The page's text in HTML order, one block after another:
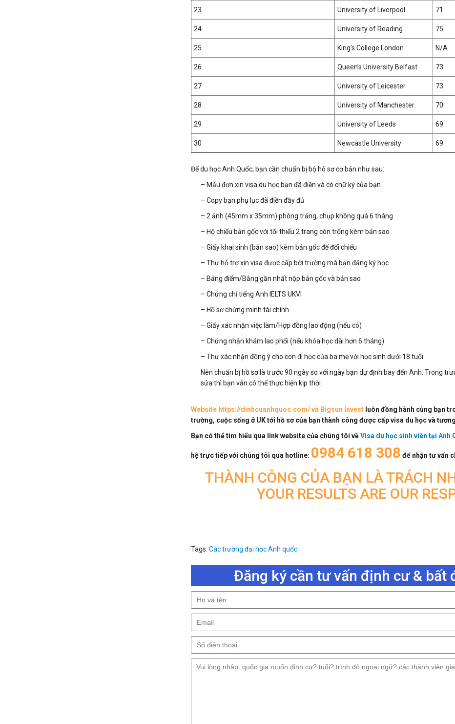
23 University of Liverpool 71
24 University of Reading 75
25 King’s College London N/A
26 Queen’s University Belfast 73
27 University of Leicester 73
28 University of Manchester 70
29 University of Leeds 69
30 Newcastle University 69
Để du học Anh Quốc, bạn cần chuẩn bị bộ hô sơ cơ bản như sau:
– Mẫu đơn xin visa du học bạn đã điền và có chữ ký của bạn
– Copy bạn phụ lục đã điền đầy đủ
– 2 ảnh (45mm x 35mm) phông trắng, chụp không quá 6 tháng
– Hộ chiếu bản gốc với tối thiểu 2 trang còn trống kèm bản sao
– Giấy khai sinh (bản sao) kèm bản gốc để đối chiếu
– Thư hỗ trợ xin visa được cấp bởi trường mà bạn đăng ký học
– Bảng điểm/Bằng gần nhất nộp bản gốc và bản sao
– Chứng chỉ tiếng Anh IELTS UKVI
– Hồ sơ chứng minh tài chính.
– Giấy xác nhận việc làm/Hợp đồng lao động (nếu có)
– Chứng nhận khám lao phổi (nếu khóa học dài hơn 6 tháng)
– Thư xác nhận đồng ý cho con đi học của ba mẹ với học sinh dưới 18 tuổi
Nên chuẩn bị hồ sơ là trước 90 ngày so với ngày bạn dự định bay đến Anh. Trong
sửa thì bạn vẫn có thể thực hiện kịp thời.
Website https://dinhcuanhquoc.com/ và Bigsun Invest luôn đồng hành cùng bạn
trường, cuộc sống ở UK tới hồ sơ của bạn thành công được cấp visa du học và
Bạn có thể tìm hiểu qua link website của chúng tôi vềVisa du học sinh viên tại Anh
hệ trực tiếp với chúng tôi qua hotline: 0984 618 308 để nhận tư vấn
THÀNH CÔNG CỦA BẠN LÀ TRÁCH
YOUR RESULTS ARE OUR
Tags:Các trường đại học Anh quốc
Đăng ký cần tư vấn định cư & bất